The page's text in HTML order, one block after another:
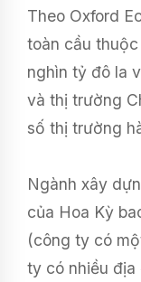
Theo Oxford
toàn cầu
nghìn tỷ đô la
và thị trường
số thị trường
Ngành xây
của Hoa Kỳ
(công ty có
ty có nhiều